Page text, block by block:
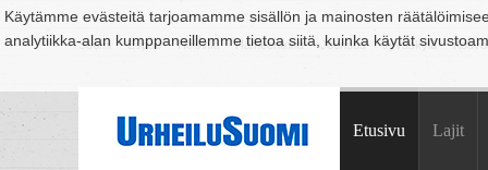
Käytämme evästeitä tarjoamamme sisällön ja mainosten
analytiikka-alan kumppaneillemme tietoa siitä, kuinka käytät
Suomi Espoo Helsinki Hämeenlinna Joensuu Jyväskylä
Etusivu Lajit